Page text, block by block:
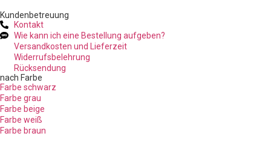
Kundenbetreuung
Kontakt
Wie kann ich eine Bestellung aufgeben?
Versandkosten und Lieferzeit
Widerrufsbelehrung
Rücksendung
nach Farbe
Farbe schwarz
Farbe grau
Farbe beige
Farbe weiß
Farbe braun